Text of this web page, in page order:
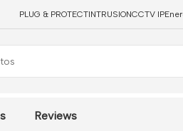
PLUG & PROTECTINTRUSIONCCTV IP
Reviews